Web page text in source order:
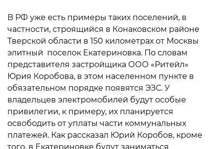
В РФ уже есть примеры таких поселений, в
частности, строящийся в Конаковском районе
Тверской области в 150 километрах от Москвы
элитный поселок Екатериновка. По словам
представителя застройщика ООО «Ритейл»
Юрия Коробова, в этом населенном пункте в
обязательном порядке появятся ЭЗС. У
владельцев электромобилей будут особые
привилегии, к примеру, их планируется
освободить от уплаты части коммунальных
платежей. Как рассказал Юрий Коробов, кроме
того, в Екатериновке будут заниматься